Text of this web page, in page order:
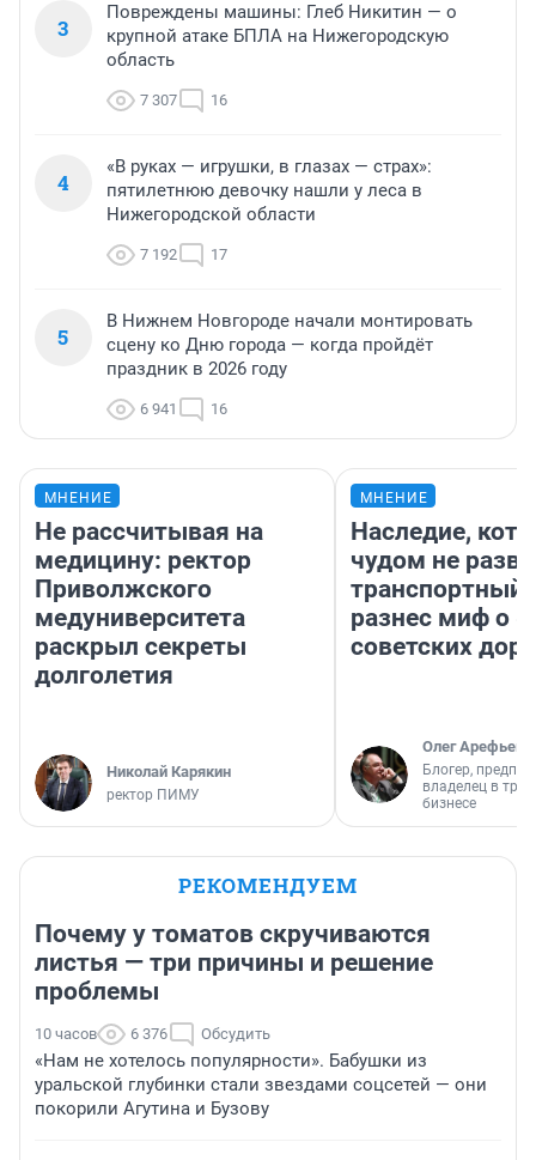
3
Повреждены машины: Глеб Никитин — о
крупной атаке БПЛА на Нижегородскую
область
7 307 16
4
«В руках — игрушки, в глазах — страх»:
пятилетнюю девочку нашли у леса в
Нижегородской области
7 192 17
5
В Нижнем Новгороде начали монтировать
сцену ко Дню города — когда пройдёт
праздник в 2026 году
6 941 16
МНЕНИЕ
Не рассчитывая на
медицину: ректор
Приволжского
медуниверситета
раскрыл секреты
долголетия
Николай Карякин
ректор ПИМУ
МНЕНИЕ
Наследие,
чудом не
транспортный
разнес миф о
советских
Олег Арефьев
Блогер,
владелец в
бизнесе
РЕКОМЕНДУЕМ
Почему у томатов скручиваются
листья — три причины и решение
проблемы
10 часов 6 376 Обсудить
«Нам не хотелось популярности». Бабушки из
уральской глубинки стали звездами соцсетей — они
покорили Агутина и Бузову